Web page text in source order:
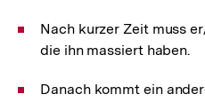
Nach kurzer Zeit muss
die ihn massiert haben.
Danach kommt ein